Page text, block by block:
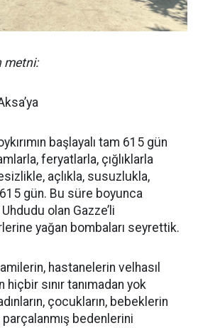
metni:
başlayalı tam 615 gün
feryatlarla, çığlıklarla
açlıkla, susuzlukla,
gün. Bu süre boyunca
Uhdudu olan Gazze’li
yağan bombaları seyrettik.
hastanelerin velhasıl
sınır tanımadan yok
çocukların, bebeklerin
bedenlerini